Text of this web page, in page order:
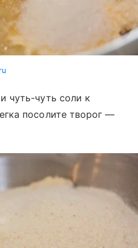
чуть-чуть соли к
посолите творог —